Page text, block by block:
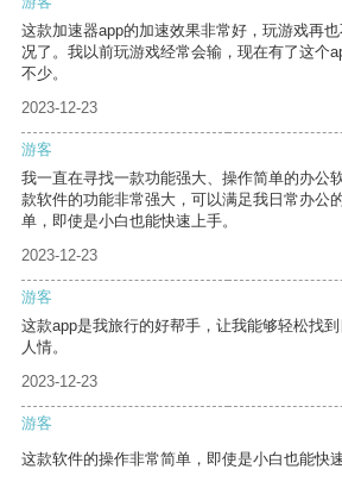
这款加速器app的加速效果非常好，玩游戏再
况了。我以前玩游戏经常会输，现在有了这个
不少。
2023-12-23
游客
我一直在寻找一款功能强大、操作简单的办公
款软件的功能非常强大，可以满足我日常办公
单，即使是小白也能快速上手。
2023-12-23
游客
这款app是我旅行的好帮手，让我能够轻松找
人情。
2023-12-23
游客
这款软件的操作非常简单，即使是小白也能快速